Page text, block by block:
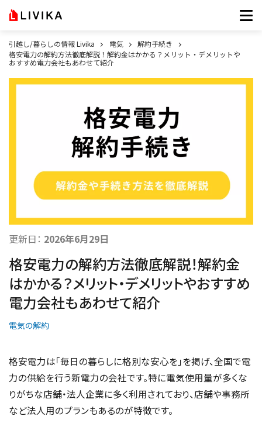
引越し/暮らしの情報 Livika 電気
解約手続き
格安電力の解約方法徹底解説！解約金はかかる？メリット・デメリットや
おすすめ電力会社もあわせて紹介
更新日： 2026年6月29日
格安電力の解約方法徹底解説！解約金
はかかる？メリット・デメリットやおすすめ
電力会社もあわせて紹介
電気の解約
格安電力は「毎日の暮らしに格別な安心を」を掲げ、全国で電
力の供給を行う新電力の会社です。特に電気使用量が多くな
りがちな店舗・法人企業に多く利用されており、店舗や事務所
など法人用のプランもあるのが特徴です。